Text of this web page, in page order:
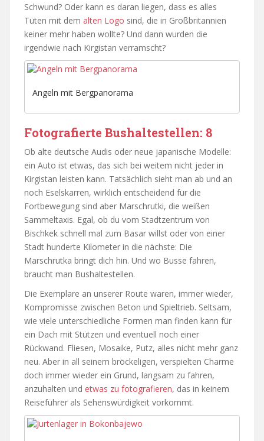
Schwund? Oder kann es daran liegen, dass es alles
Tüten mit dem alten Logo sind, die in Großbritannien
keiner mehr haben wollte? Und dann wurden die
irgendwie nach Kirgistan verramscht?
Angeln mit Bergpanorama
Fotografierte Bushaltestellen: 8
Ob alte deutsche Audis oder neue japanische Modelle:
ein Auto ist etwas, das sich bei weitem nicht jeder in
Kirgistan leisten kann. Tatsächlich sieht man ab und an
noch Eselskarren, wirklich entscheidend für die
Fortbewegung sind aber Marschrutki, die weißen
Sammeltaxis. Egal, ob du vom Stadtzentrum von
Bischkek schnell mal zum Basar willst oder von einer
Stadt hunderte Kilometer in die nächste: Die
Marschrutka bringt dich hin. Und wo Busse fahren,
braucht man Bushaltestellen.
Die Exemplare an unserer Route waren, immer wieder,
Kompromisse zwischen Beton und Spieltrieb. Seltsam,
wie viele unterschiedliche Formen man finden kann für
ein Dach mit Stützen und eventuell noch einer
Rückwand. Fliesen, Mosaike, Putz, alles nicht mehr ganz
neu. Aber in all seinem bröckeligen, verspielten Charme
doch immer wieder ein Grund, langsam zu fahren,
anzuhalten und etwas zu fotografieren, das in keinem
Reiseführer als Sehenswürdigkeit vorkommt.